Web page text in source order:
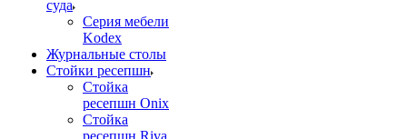
суда
Серия мебели
Kodex
Журнальные столы
Стойки ресепшн
Стойка
ресепшн Onix
Стойка
ресепшн Riva